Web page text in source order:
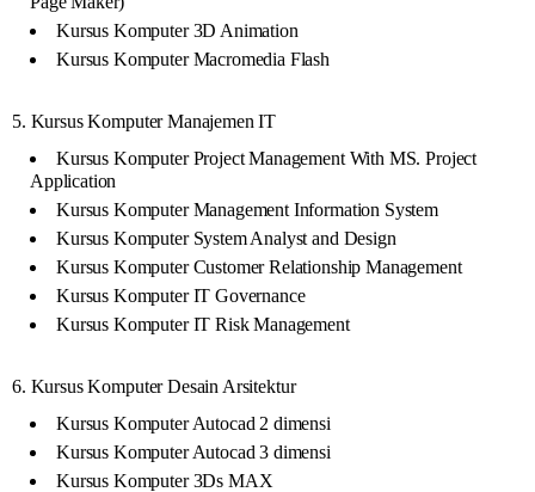
Kursus Komputer 3D Animation
Kursus Komputer Macromedia Flash
5. Kursus Komputer Manajemen IT
Kursus Komputer Project Management With MS. Project
Application
Kursus Komputer Management Information System
Kursus Komputer System Analyst and Design
Kursus Komputer Customer Relationship Management
Kursus Komputer IT Governance
Kursus Komputer IT Risk Management
6. Kursus Komputer Desain Arsitektur
Kursus Komputer Autocad 2 dimensi
Kursus Komputer Autocad 3 dimensi
Kursus Komputer 3Ds MAX